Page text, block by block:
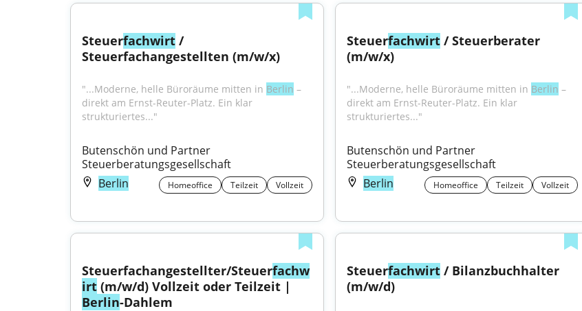
Steuerfachwirt /
Steuerfachangestellten (m/w/x)
"...Moderne, helle Büroräume mitten in Berlin –
direkt am Ernst-Reuter-Platz. Ein klar
strukturiertes..."
Butenschön und Partner
Steuerberatungsgesellschaft
Berlin
Homeoffice Teilzeit Vollzeit
Steuerfachwirt / Steuerberater
(m/w/x)
"...Moderne, helle Büroräume mitten in Berlin –
direkt am Ernst-Reuter-Platz. Ein klar
strukturiertes..."
Butenschön und Partner
Steuerberatungsgesellschaft
Berlin
Homeoffice Teilzeit Vollzeit
Steuerfachangestellter/Steuerfachw
irt
Berlin-Dahlem
Steuerfachwirt / Bilanzbuchhalter
(m/w/d)